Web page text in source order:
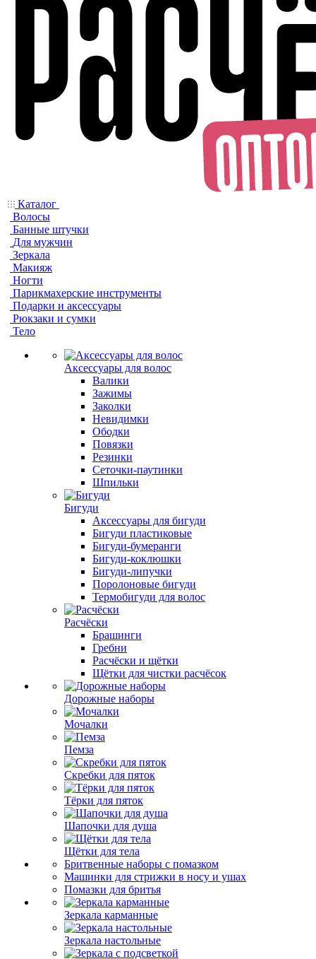
Каталог
Волосы
Банные штучки
Для мужчин
Зеркала
Макияж
Ногти
Парикмахерские инструменты
Подарки и аксессуары
Рюкзаки и сумки
Тело
Аксессуары для волос
Валики
Зажимы
Заколки
Невидимки
Ободки
Повязки
Резинки
Сеточки-паутинки
Шпильки
Бигуди
Аксессуары для бигуди
Бигуди пластиковые
Бигуди-бумеранги
Бигуди-коклюшки
Бигуди-липучки
Поролоновые бигуди
Термобигуди для волос
Расчёски
Брашинги
Гребни
Расчёски и щётки
Щётки для чистки расчёсок
Дорожные наборы
Мочалки
Пемза
Скребки для пяток
Тёрки для пяток
Шапочки для душа
Щётки для тела
Бритвенные наборы с помазком
Машинки для стрижки в носу и ушах
Помазки для бритья
Зеркала карманные
Зеркала настольные